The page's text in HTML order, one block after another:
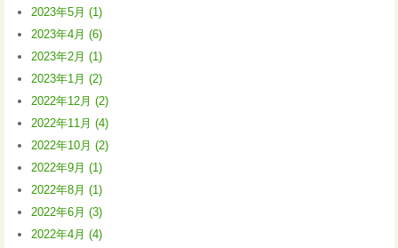
2023年5月 (1)
2023年4月 (6)
2023年2月 (1)
2023年1月 (2)
2022年12月 (2)
2022年11月 (4)
2022年10月 (2)
2022年9月 (1)
2022年8月 (1)
2022年6月 (3)
2022年4月 (4)